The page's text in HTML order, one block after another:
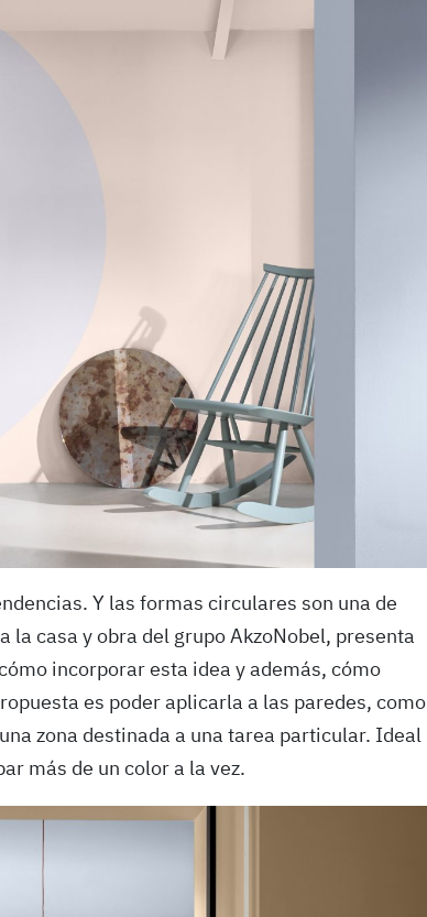
Y las formas circulares son una de
casa y obra del grupo AkzoNobel, presenta
incorporar esta idea y además, cómo
es poder aplicarla a las paredes, como
zona destinada a una tarea particular. Ideal
más de un color a la vez.